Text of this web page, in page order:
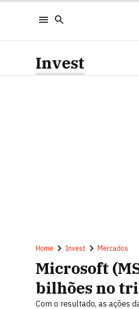
Invest
Home Invest Mercados
Microsoft
bilhões no
Com o resultado, as ações